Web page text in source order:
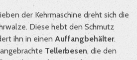
der Kehrmaschine dreht sich die
Diese hebt den Schmutz
ihn in einen Auffangbehälter.
Tellerbesen, die den